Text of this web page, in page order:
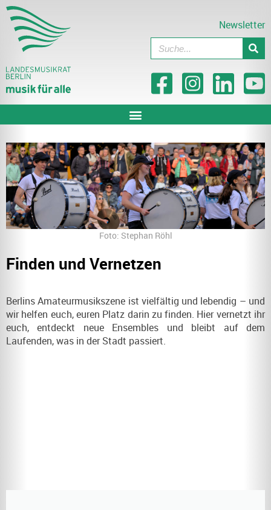
Newsletter
Foto: Stephan Röhl
Finden und Vernetzen
Berlins Amateurmusikszene ist vielfältig und lebendig – und
wir helfen euch, euren Platz darin zu finden. Hier vernetzt ihr
euch, entdeckt neue Ensembles und bleibt auf dem
Laufenden, was in der Stadt passiert.